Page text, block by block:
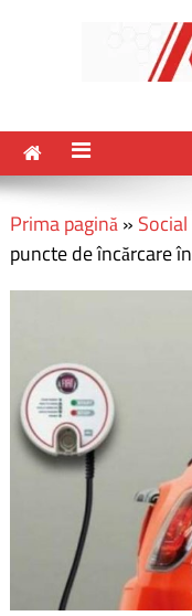
Prima pagină» Social
puncte de încărcare